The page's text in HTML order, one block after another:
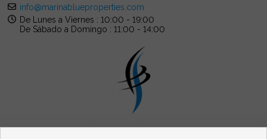
info@marinablueproperties.com
De Lunes a Viernes : 10:00 - 19:00
De Sábado a Domingo : 11:00 - 14:00